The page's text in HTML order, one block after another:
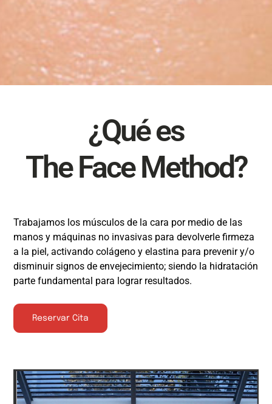
You are never too old
to become younger
¿Qué es
The Face Method?
Trabajamos los músculos de la cara por medio de las
manos y máquinas no invasivas para devolverle firmeza
a la piel, activando colágeno y elastina para prevenir y/o
disminuir signos de envejecimiento; siendo la hidratación
parte fundamental para lograr resultados.
Reservar Cita